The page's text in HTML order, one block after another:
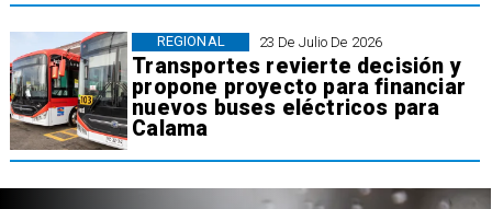
23 De Julio De 2026
Transportes revierte decisión y
propone proyecto para financiar
nuevos buses eléctricos para
Calama
REGIONAL